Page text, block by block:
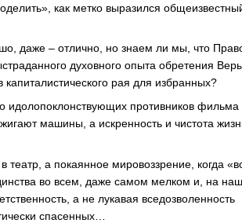
как метко выразился
даже – отлично, но знаем ли мы, что
духовного опыта обретения
рая для избранных?
идолопоклонствующих противников фильма
машины, а искренность и чистота
театр, а покаянное мировоззрение, когда
во всем, даже самом мелком и, на наш
а не лукавая вседозволенность
спасенных…